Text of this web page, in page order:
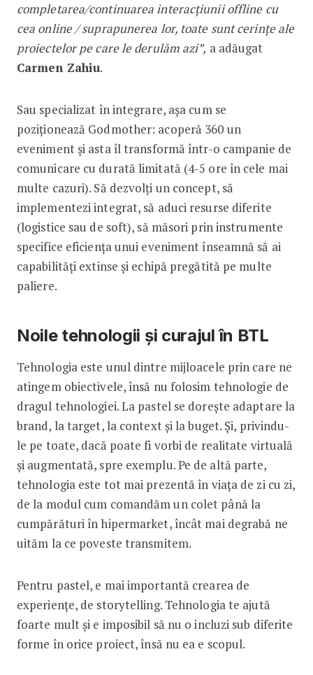
completarea/continuarea interacțiunii offline cu
cea online / suprapunerea lor, toate sunt cerințe ale
proiectelor pe care le derulăm azi”, a adăugat
Carmen Zahiu.
Sau specializat în integrare, așa cum se
poziționează Godmother: acoperă 360 un
eveniment și asta îl transformă într-o campanie de
comunicare cu durată limitată (4-5 ore în cele mai
multe cazuri). Să dezvolți un concept, să
implementezi integrat, să aduci resurse diferite
(logistice sau de soft), să măsori prin instrumente
specifice eficiența unui eveniment înseamnă să ai
capabilități extinse și echipă pregătită pe multe
paliere.
Noile tehnologii și curajul în BTL
Tehnologia este unul dintre mijloacele prin care ne
atingem obiectivele, însă nu folosim tehnologie de
dragul tehnologiei. La pastel se dorește adaptare la
brand, la target, la context și la buget. Și, pri­vindu-
le pe toate, dacă poate fi vorbi de realitate virtuală
și augmentată, spre exemplu. Pe de altă parte,
tehnologia este tot mai prezentă în viața de zi cu zi,
de la modul cum comandăm un colet până la
cumpărături în hipermarket, încât mai degrabă ne
uităm la ce po­veste transmitem.
Pentru pastel, e mai importantă crearea de
experiențe, de storytelling. Tehnologia te ajută
foarte mult și e imposibil să nu o incluzi sub diferite
forme în orice proiect, însă nu ea e scopul.